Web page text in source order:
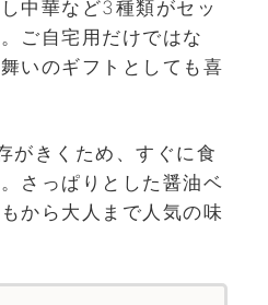
中華など3種類がセッ
ご自宅用だけではな
いのギフトとしても喜
がきくため、すぐに食
さっぱりとした醤油ベ
から大人まで人気の味